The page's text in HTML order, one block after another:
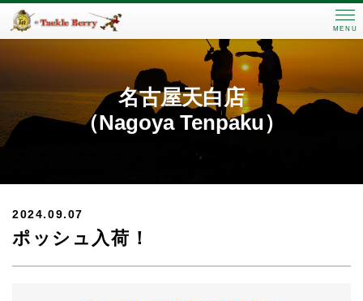
MENU
名古屋天白店
（Nagoya Tenpaku）
2024.09.07
ポッシュ入荷！